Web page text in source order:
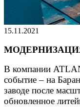
15.11.2021
В компании
событие – на
заводе после
обновленное